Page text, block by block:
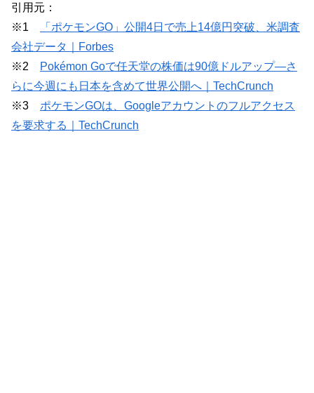
引用元：
※1
「ポケモンGO」公開4日で売上14億円突破、米調査
会社データ｜Forbes
※2
Pokémon Goで任天堂の株価は90億ドルアップ―さ
らに今週にも日本を含めて世界公開へ｜TechCrunch
※3 ポケモンGOは、Googleアカウントのフルアクセス
を要求する｜TechCrunch